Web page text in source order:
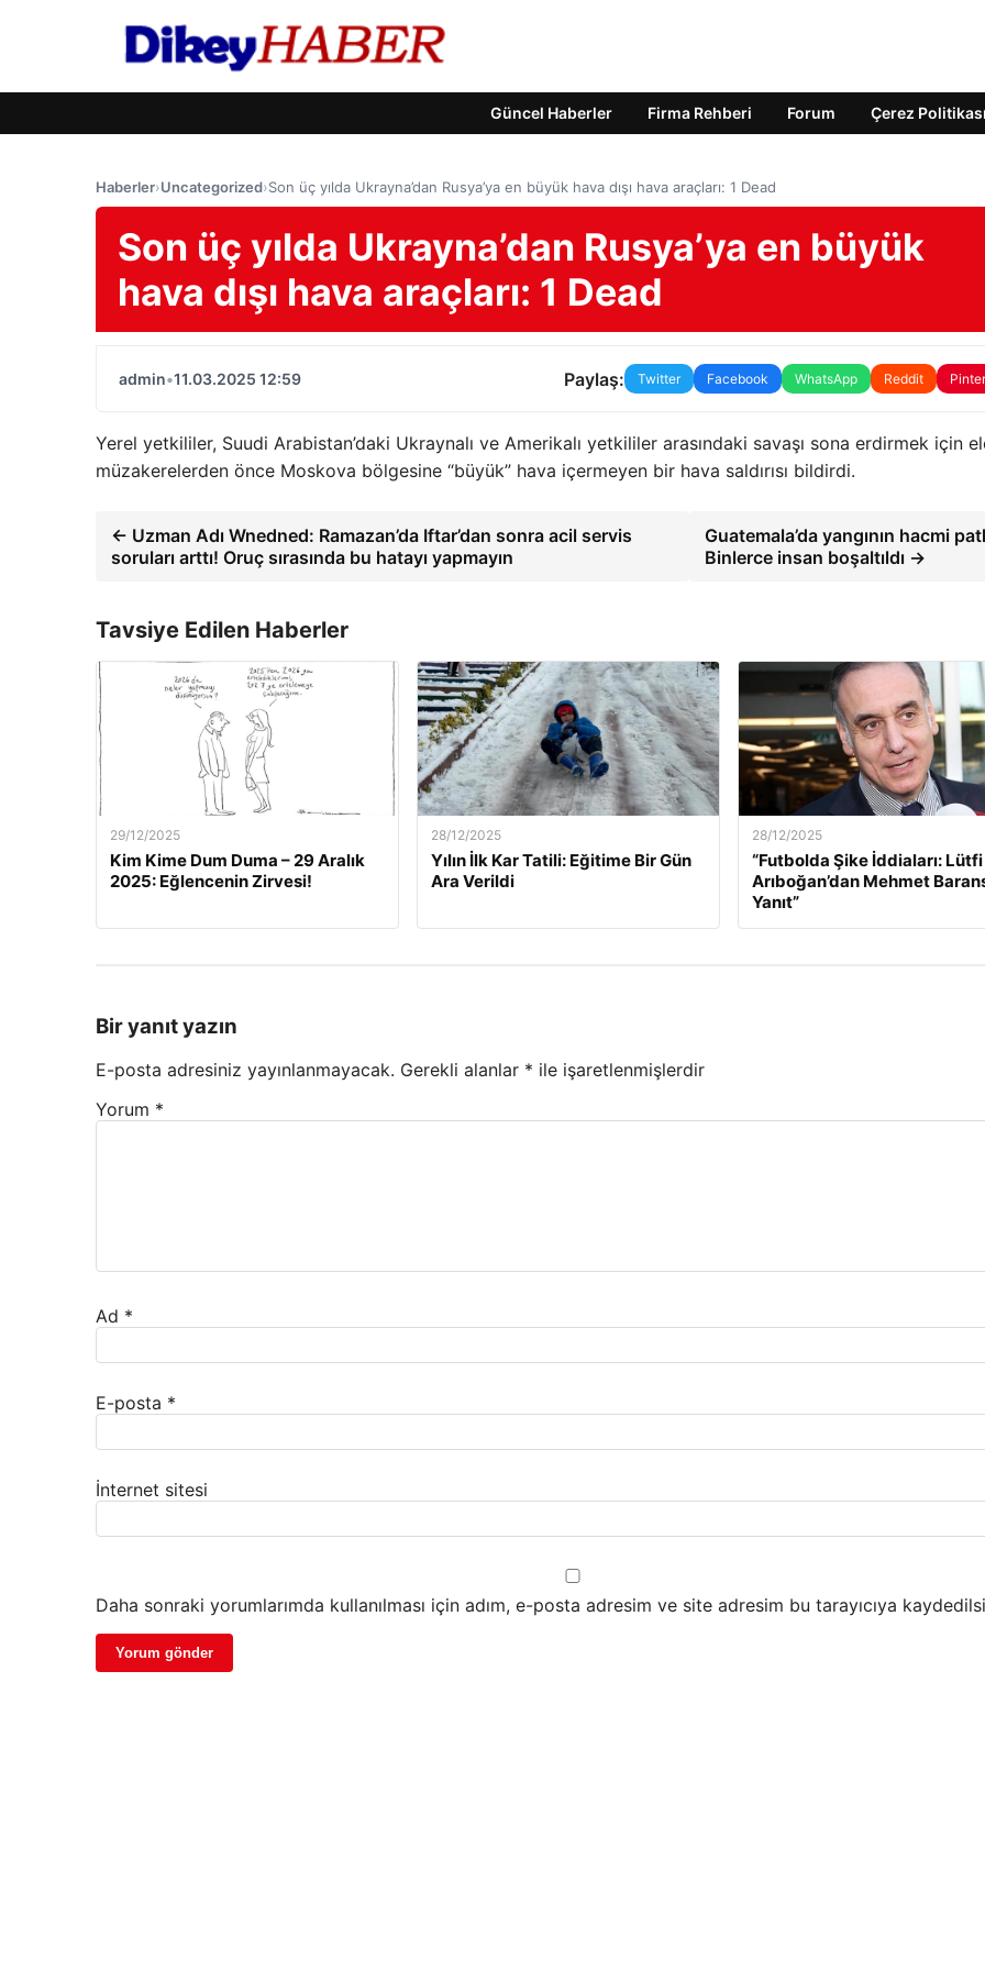
Güncel Haberler Firma Rehberi Forum Çerez Politikası
Haberler›Uncategorized›Son üç yılda Ukrayna’dan Rusya’ya en büyük hava dışı hava araçları: 1 Dead
Son üç yılda Ukrayna’dan Rusya’ya en büyük
hava dışı hava araçları: 1 Dead
admin•11.03.2025 12:59 Paylaş: Twitter Facebook WhatsApp Reddit
Yerel yetkililer, Suudi Arabistan’daki Ukraynalı ve Amerikalı yetkililer arasındaki savaşı sona erdirmek için
müzakerelerden önce Moskova bölgesine “büyük” hava içermeyen bir hava saldırısı bildirdi.
← Uzman Adı Wnedned: Ramazan’da Iftar’dan sonra acil servis
soruları arttı! Oruç sırasında bu hatayı yapmayın
Guatemala’da yangının hacmi
Binlerce insan boşaltıldı →
Tavsiye Edilen Haberler
29/12/2025
Kim Kime Dum Duma – 29 Aralık
2025: Eğlencenin Zirvesi!
28/12/2025
Yılın İlk Kar Tatili: Eğitime Bir Gün
Ara Verildi
28/12/2025
“Futbolda Şike İddiaları: Lütfi
Arıboğan’dan Mehmet
Yanıt”
Bir yanıt yazın
E-posta adresiniz yayınlanmayacak. Gerekli alanlar * ile işaretlenmişlerdir
Yorum *
Ad *
E-posta *
İnternet sitesi
Daha sonraki yorumlarımda kullanılması için adım, e-posta adresim ve site adresim bu tarayıcıya